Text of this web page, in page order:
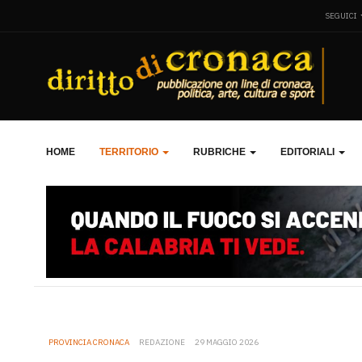
SEGUICI
HOME TERRITORIO RUBRICHE EDITORIALI
PROVINCIA CRONACA REDAZIONE 29 MAGGIO 2026